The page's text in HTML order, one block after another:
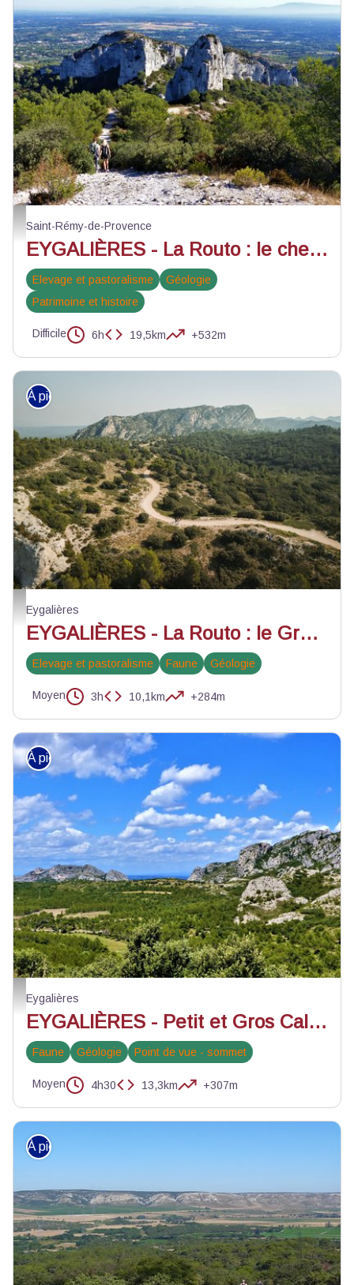
A pied, sur la Routo de Baume Brignolle - ©PNR Alpilles
Saint-Rémy-de-Provence
EYGALIÈRES - La Routo : le chemin de Baume Brignolle
Elevage et pastoralisme
Géologie
Patrimoine et histoire
Difficile 6h 19,5km +532m
Vue sur le Gros Calan - @Florine Tournier_PNRA
À pied
Eygalières
EYGALIÈRES - La Routo : le Gros Calan
Elevage et pastoralisme Faune Géologie
Moyen 3h 10,1km +284m
Vue sur le Petit et le Gros Calan - ©Rémi Sérange - PNR Alpilles
À pied
Eygalières
EYGALIÈRES - Petit et Gros Calans
Faune Géologie Point de vue - sommet
Moyen 4h30 13,3km +307m
À pied